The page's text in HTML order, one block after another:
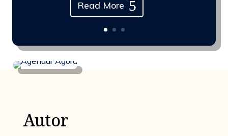
Read More
Autor